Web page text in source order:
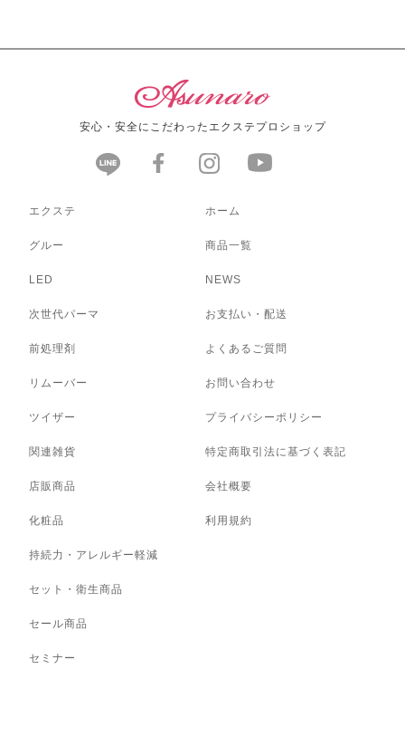
安心・安全にこだわったエクステプロショップ
エクステ
グルー
LED
次世代パーマ
前処理剤
リムーバー
ツイザー
関連雑貨
店販商品
化粧品
持続力・アレルギー軽減
セット・衛生商品
セール商品
セミナー
ホーム
商品一覧
NEWS
お支払い・配送
よくあるご質問
お問い合わせ
プライバシーポリシー
特定商取引法に基づく表記
会社概要
利用規約